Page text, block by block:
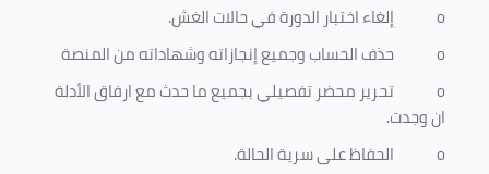
o
إلغاء اختبار الدورة في حالات الغش.
o
حذف الحساب وجميع إنجازاته وشهاداته من المنصة
o
تحرير محضر تفصيلي بجميع ما حدث مع ارفاق الأدلة
ان وجدت.
o
الحفاظ على سرية الحالة.